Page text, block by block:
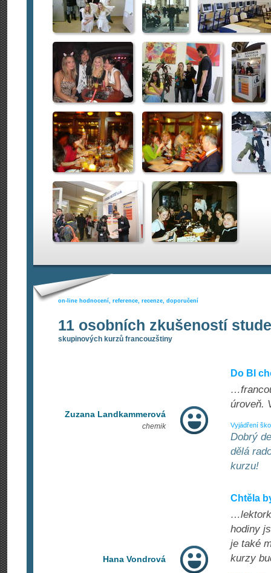
on-line hodnocení, reference, recenze, doporučení
11 osobních zkušeností
skupinových kurzů francouzštiny
Zuzana Landkammerová
chemik
Do BI
úroveň.
Vyjádření
Dobrý
dělá
kurzu!
Hana Vondrová
Chtěla
hodiny
je také
kurzy